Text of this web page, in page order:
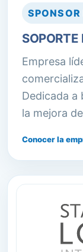
SPONSOR
SOPORTE
Empresa
Dedicada a
la mejora
logísticos.
Conocer la